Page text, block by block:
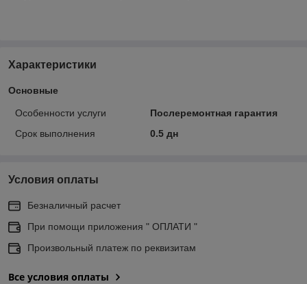
Характеристики
Основные
Особенности услуги
Послеремонтная гарантия
Срок выполнения
0.5 дн
Условия оплаты
Безналичный расчет
При помощи приложения " ОПЛАТИ "
Произвольный платеж по реквизитам
Все условия оплаты